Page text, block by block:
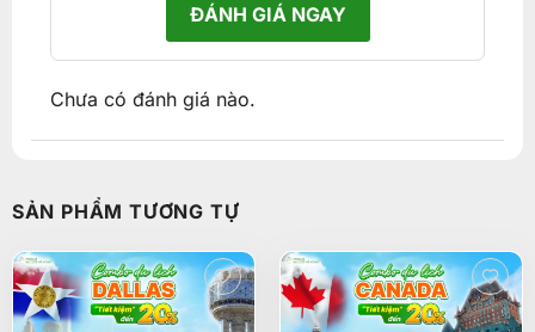
ĐÁNH GIÁ NGAY
Chưa có đánh giá nào.
SẢN PHẨM TƯƠNG TỰ